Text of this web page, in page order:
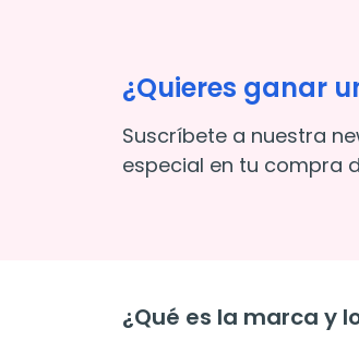
¿Quieres ganar
Suscríbete a nuestra
especial en tu compra
¿Qué es la marca y